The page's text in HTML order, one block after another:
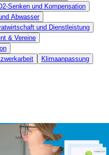
Senken und Kompensation
Abwasser
und Dienstleistung
& Vereine
Klimaanpassung